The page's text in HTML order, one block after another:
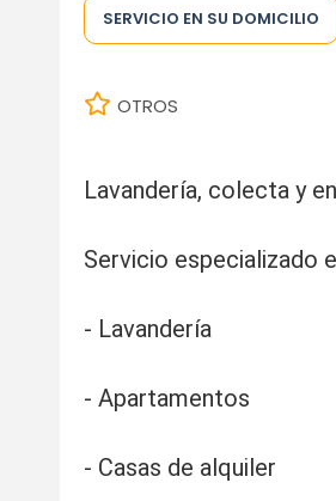
SERVICIO EN SU DOMICILIO
OTROS
Lavandería, colecta y
Servicio especializado
- Lavandería
- Apartamentos
- Casas de alquiler